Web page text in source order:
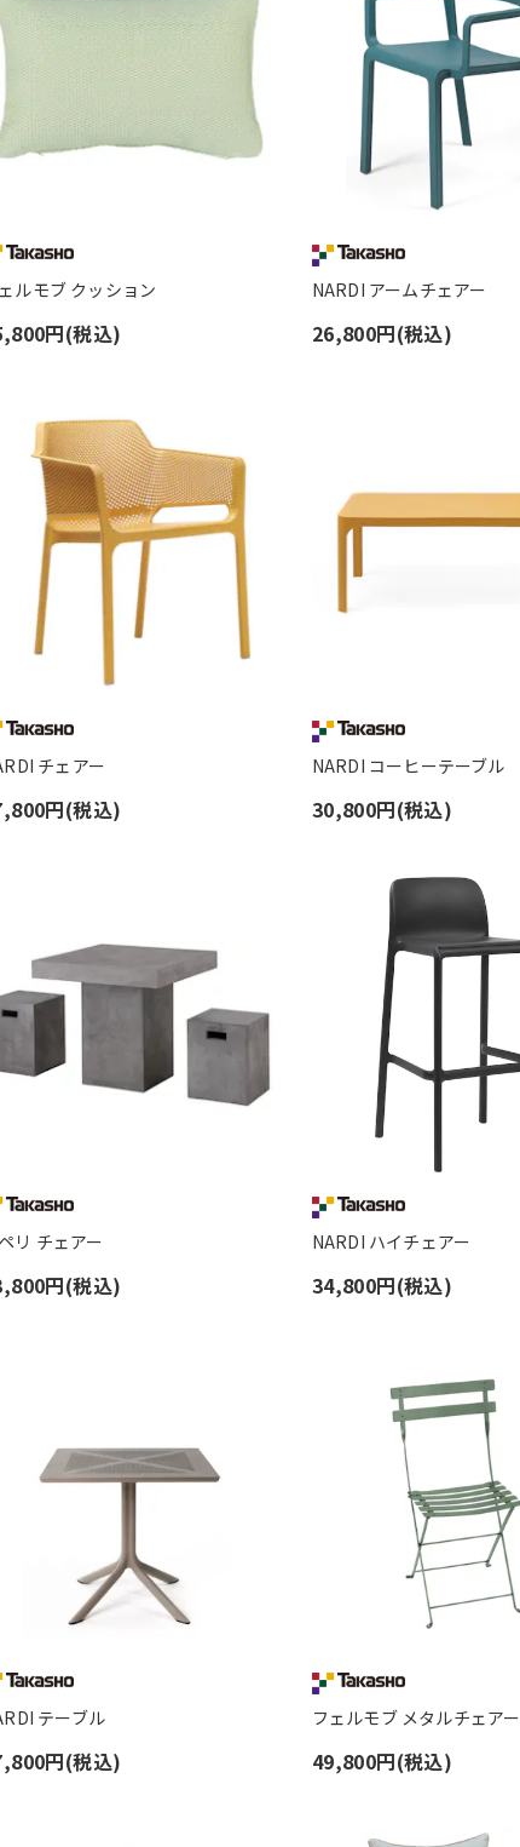
ルモブ クッション
円(税込)
NARDI アームチェアー
26,800円(税込)
チェアー
円(税込)
NARDI コーヒーテーブル
30,800円(税込)
リ チェアー
円(税込)
NARDI ハイチェアー
34,800円(税込)
テーブル
円(税込)
フェルモブ メタルチェアー
49,800円(税込)